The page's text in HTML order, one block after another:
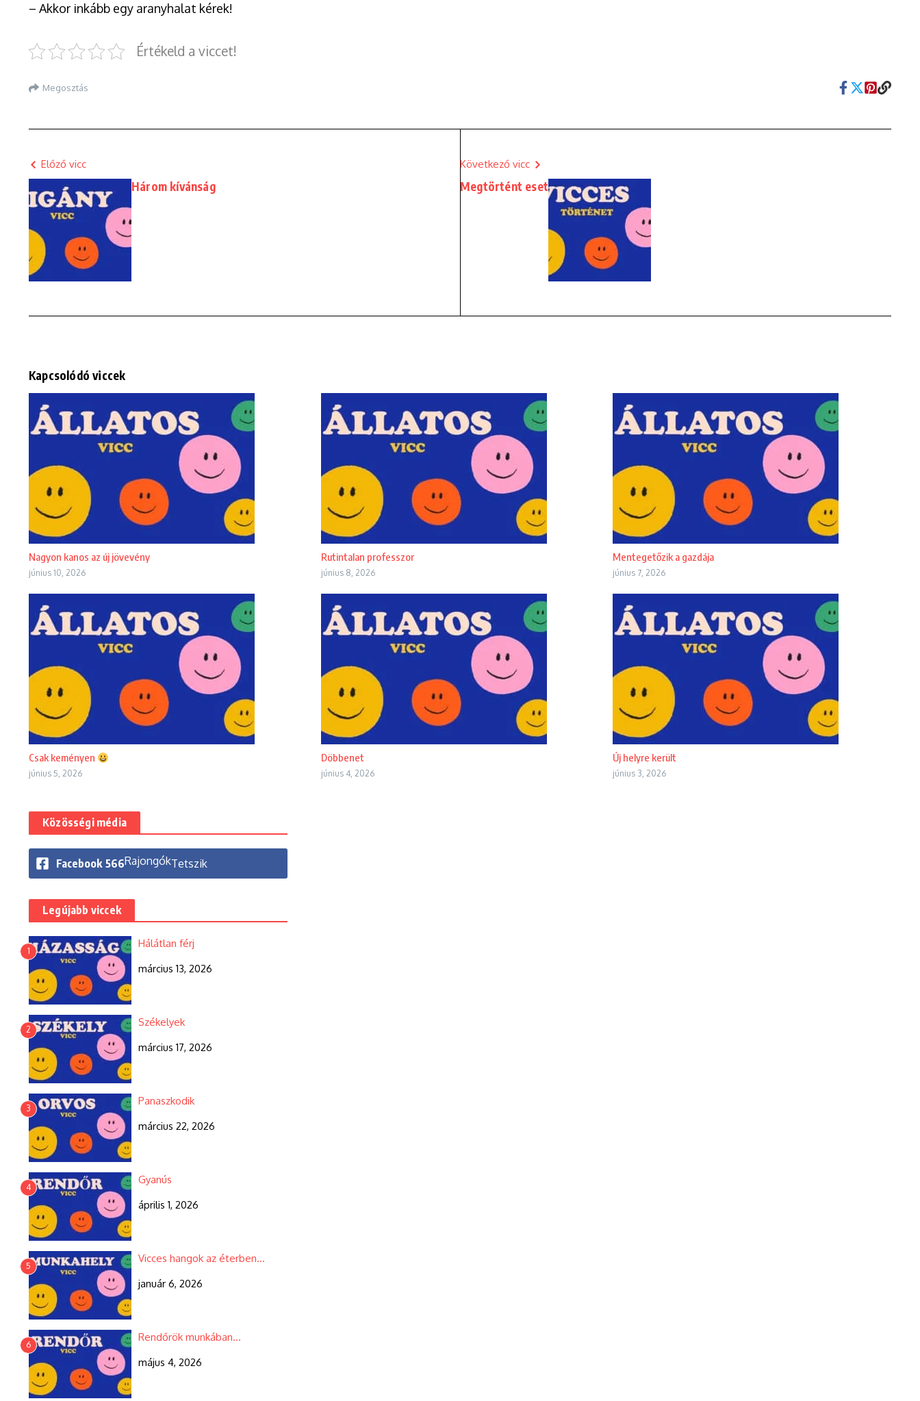
– Akkor inkább egy aranyhalat kérek!
Értékeld a viccet!
Megosztás
Előző vicc
Három kívánság
Következő vicc
Megtörtént eset
Kapcsolódó viccek
Nagyon kanos az új jövevény
június 10, 2026
Rutintalan professzor
június 8, 2026
Mentegetőzik a gazdája
június 7, 2026
Csak keményen
június 5, 2026
Döbbenet
június 4, 2026
Új helyre került
június 3, 2026
Közösségi média
Facebook 566RajongókTetszik
Legújabb viccek
1
Hálátlan férj
március 13, 2026
2
Székelyek
március 17, 2026
3
Panaszkodik
március 22, 2026
4
Gyanús
április 1, 2026
5
Vicces hangok az éterben…
január 6, 2026
6
Rendőrök munkában…
május 4, 2026